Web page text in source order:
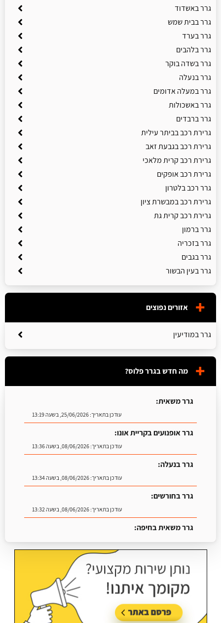
גרר באשדוד
גרר בבית שמש
גרר בערד
גרר בלהבים
גרר בשדה בוקר
גרר בנעלה
גרר במעלה אדומים
גרר באשכולות
גרר ברבדים
גרירת רכב בביתר עילית
גרירת רכב בגבעת זאב
גרירת רכב קרית מלאכי
גרירת רכב אופקים
גרר רכב בלטרון
גרירת רכב במבשרת ציון
גרירת רכב קרית גת
גרר ברמון
גרר בזכריה
גרר בגבים
גרר בעין הבשור
אזורים נפוצים
גרר במודיעין
מה חדש בגרר פלוס?
גרר משאית:
עודכן בתאריך:25/06/2026, בשעה 13:19
גרר אופנועים בקריית אונו:
עודכן בתאריך:08/06/2026, בשעה 13:36
גרר בנעלה:
עודכן בתאריך:08/06/2026, בשעה 13:34
גרר בחורשים:
עודכן בתאריך:08/06/2026, בשעה 13:32
גרר משאית בחיפה:
עודכן בתאריך:25/06/2026, בשעה 13:25